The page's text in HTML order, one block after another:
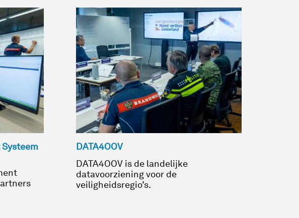
DATA4OOV
DATA4OOV is de landelijke
datavoorziening voor de
veiligheidsregio’s.